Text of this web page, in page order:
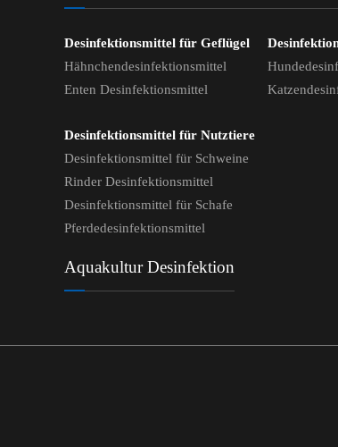
Desinfektionsmittel für Geflügel
Hähnchendesinfektionsmittel
Enten Desinfektionsmittel
Desinfektionsmittel für Nutztiere
Desinfektionsmittel für Schweine
Rinder Desinfektionsmittel
Desinfektionsmittel für Schafe
Pferdedesinfektionsmittel
Aquakultur Desinfektion